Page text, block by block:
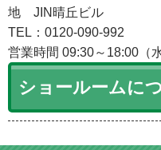
地 JIN晴丘ビル
TEL：0120-090-992
営業時間 09:30～18:00（
ショールームに